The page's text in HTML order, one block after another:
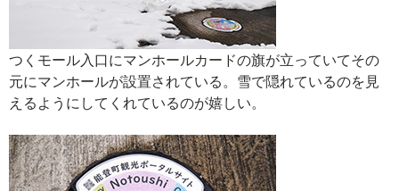
つくモール入口にマンホールカードの旗が立っていてその
元にマンホールが設置されている。雪で隠れているのを見
えるようにしてくれているのが嬉しい。